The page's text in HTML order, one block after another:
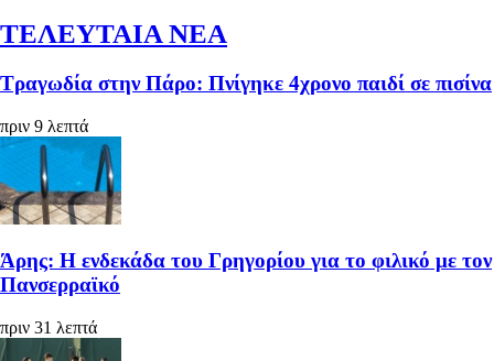
ΤΕΛΕΥΤΑΙΑ ΝΕΑ
Τραγωδία στην Πάρο: Πνίγηκε 4χρονο παιδί σε πισίνα
πριν 9 λεπτά
Άρης: Η ενδεκάδα του Γρηγορίου για το φιλικό με τον
Πανσερραϊκό
πριν 31 λεπτά